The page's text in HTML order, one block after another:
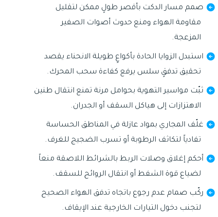
صمم مسار الدكت بأقصر طولٍ ممكن لتقليل
مقاومة الهواء ومنع حدوث أصوات الصفير
المزعجة.
استبدل الزوايا الحادة بأكواعٍ طويلة الانحناء يقصد
تحقيق تدفقٍ سلس يرفع كفاءة سحب المحرك.
ثبّت مواسير التهوية بحوامل مرنة تمنع انتقال طنين
الاهتزازات إلى هياكل السقف أو الجدران.
غلّف المجاري بمواد عازلة في المناطق الحساسة
تفادياً لتكاثف الرطوبة أو تسرب الضجيج للغرف.
أحكم إغلاق وصلات الربط بالشرائط اللاصقة منعاً
لضياع قوة الشفط أو انتقال الروائح للسقف.
ركّب صمام عدم رجوع باتجاه تدفق الهواء الصحيح
لتجنب دخول التيارات الخارجية عند الإيقاف.